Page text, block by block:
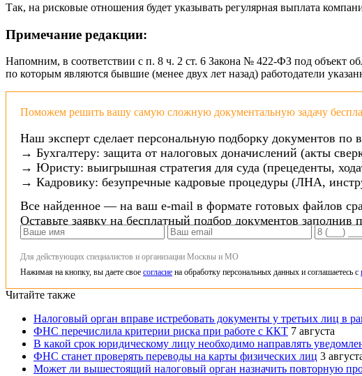
Так, на рисковые отношения будет указывать регулярная выплата
Примечание редакции:
Напомним, в соответствии с п. 8 ч. 2 ст. 6 Закона № 422-ФЗ под объект
по которым являются бывшие (менее двух лет назад) работодатели
Поможем решить вашу самую сложную документальную задачу
Наш эксперт сделает персональную подборку документов по
→ Бухгалтеру: защита от налоговых доначислений (акты
→ Юристу: выигрышная стратегия для суда (прецеденты,
→ Кадровику: безупречные кадровые процедуры (ЛНА,
Все найденное — на ваш e-mail в формате готовых файлов
Оставьте заявку на бесплатный подбор документов заполнив
Для действующих специалистов и организации Москвы и МО
Нажимая на кнопку, вы даете свое согласие на обработку персональных данных и соглашаетесь с
Читайте также
Налоговый орган вправе истребовать документы у третьих лиц в
ФНС перечислила критерии риска при работе с ККТ 7 августа
В какой срок юридическому лицу необходимо направлять
ФНС станет проверять переводы на карты физических лиц 3
Может ли вышестоящий налоговый орган назначить повторную